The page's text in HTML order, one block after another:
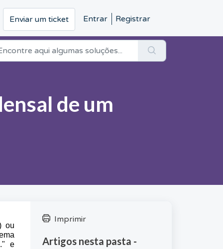
Enviar um ticket Entrar Registrar
de um
ou
e
Imprimir
Artigos nesta pasta -